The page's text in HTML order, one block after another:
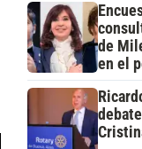
de
en el